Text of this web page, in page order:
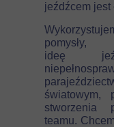
jeźdźcem jest
ideę
światowym,
stworzenia
teamu.